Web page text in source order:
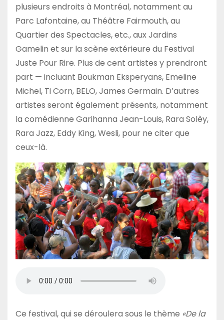
plusieurs endroits à Montréal, notamment au
Parc Lafontaine, au Théâtre Fairmouth, au
Quartier des Spectacles, etc., aux Jardins
Gamelin et sur la scène extérieure du Festival
Juste Pour Rire. Plus de cent artistes y prendront
part — incluant Boukman Eksperyans, Emeline
Michel, Ti Corn, BELO, James Germain. D’autres
artistes seront également présents, notamment
la comédienne Garihanna Jean-Louis, Rara Solèy,
Rara Jazz, Eddy King, Wesli, pour ne citer que
ceux-là.
Ce festival, qui se déroulera sous le thème «De la